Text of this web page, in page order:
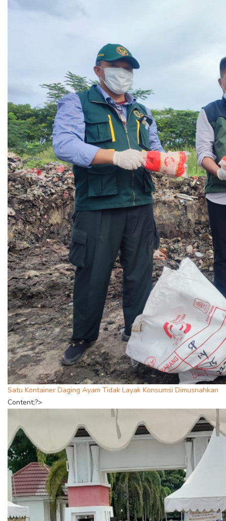
Satu Kontainer Daging Ayam Tidak Layak Konsumsi Dimusnahkan
Content;?>